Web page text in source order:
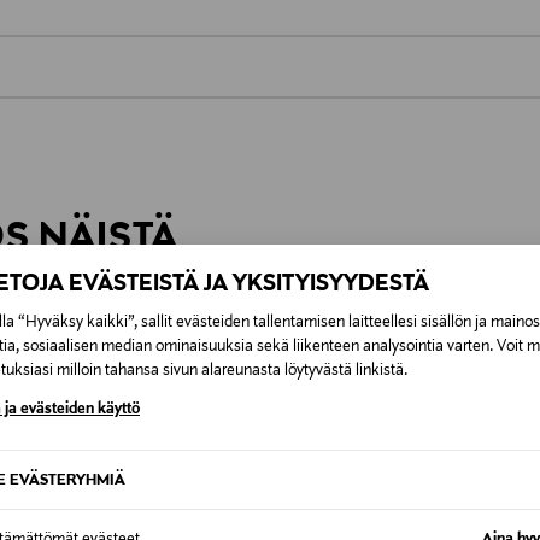
EVÄSTEISTÄ JA YKSITYISYYDESTÄ
“Hyväksy kaikki”, sallit evästeiden tallentamisen laitteellesi sisällön ja
sosiaalisen median ominaisuuksia sekä liikenteen analysointia varten. Voit
milloin tahansa sivun alareunasta löytyvästä linkistä.
ja evästeiden käyttö
EVÄSTERYHMIÄ
NÄISTÄ